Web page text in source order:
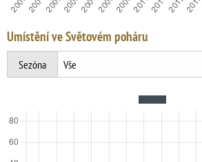
Umístění ve Světovém poháru
Sezóna